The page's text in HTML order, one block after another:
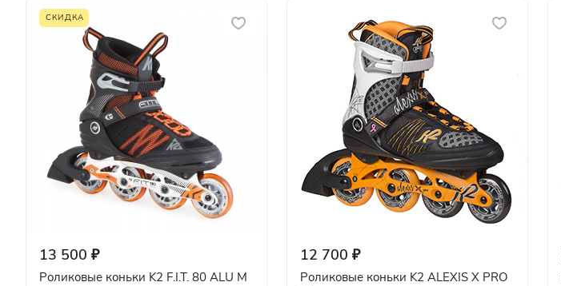
СКИДКА
13 500 ₽
Роликовые коньки K2 F.I.T. 80 ALU M
12 700 ₽
Роликовые коньки K2 ALEXIS X PRO